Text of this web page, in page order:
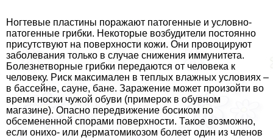
Ногтевые пластины поражают патогенные и условно-
патогенные грибки. Некоторые возбудители постоянно
присутствуют на поверхности кожи. Они провоцируют
заболевания только в случае снижения иммунитета.
Болезнетворные грибки передаются от человека к
человеку. Риск максимален в теплых влажных условиях –
в бассейне, сауне, бане. Заражение может произойти во
время носки чужой обуви (примерок в обувном
магазине). Опасно передвижение босиком по
обсемененной спорами поверхности. Такое возможно,
если онихо- или дерматомикозом болеет один из члeнов